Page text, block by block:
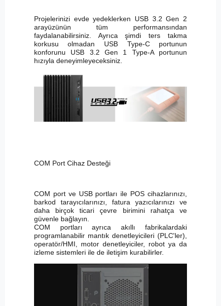
Projelerinizi evde yedeklerken USB 3.2 Gen 2
arayüzünün tüm performansından
faydalanabilirsiniz. Ayrıca şimdi ters takma
korkusu olmadan USB Type-C portunun
konforunu USB 3.2 Gen 1 Type-A portunun
hızıyla deneyimleyeceksiniz.
COM Port Cihaz Desteği
COM port ve USB portları ile POS cihazlarınızı,
barkod tarayıcılarınızı, fatura yazıcılarınızı ve
daha birçok ticari çevre birimini rahatça ve
güvenle bağlayın.
COM portları ayrıca akıllı fabrikalardaki
programlanabilir mantık denetleyicileri (PLC'ler),
operatör/HMI, motor denetleyiciler, robot ya da
izleme sistemleri ile de iletişim kurabilirler.